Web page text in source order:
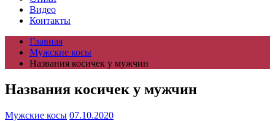
Видео
Контакты
Главная
Мужские косы
Названия косичек у мужчин
Названия косичек у мужчин
Мужские косы 07.10.2020